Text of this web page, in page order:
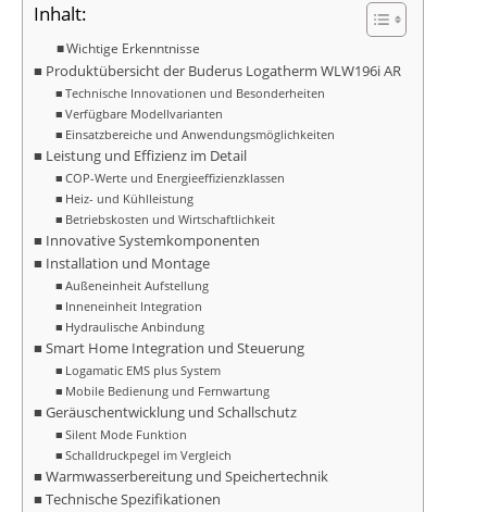
Inhalt:
Wichtige Erkenntnisse
Produktübersicht der Buderus Logatherm WLW196i AR
Technische Innovationen und Besonderheiten
Verfügbare Modellvarianten
Einsatzbereiche und Anwendungsmöglichkeiten
Leistung und Effizienz im Detail
COP-Werte und Energieeffizienzklassen
Heiz- und Kühlleistung
Betriebskosten und Wirtschaftlichkeit
Innovative Systemkomponenten
Installation und Montage
Außeneinheit Aufstellung
Inneneinheit Integration
Hydraulische Anbindung
Smart Home Integration und Steuerung
Logamatic EMS plus System
Mobile Bedienung und Fernwartung
Geräuschentwicklung und Schallschutz
Silent Mode Funktion
Schalldruckpegel im Vergleich
Warmwasserbereitung und Speichertechnik
Technische Spezifikationen